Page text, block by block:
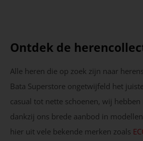
Ontdek de
Alle heren die op zoek zijn naar
Bata Superstore ongetwijfeld het
casual tot nette schoenen, wij
dankzij ons brede aanbod in
hier uit vele bekende merken zoals